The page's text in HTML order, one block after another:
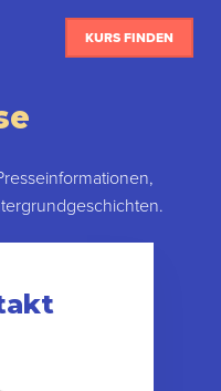
KURS FINDEN